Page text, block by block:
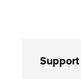
Support